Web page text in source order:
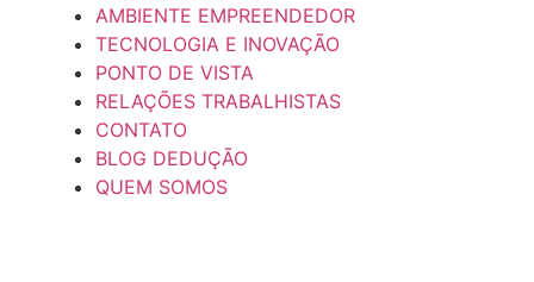
AMBIENTE EMPREENDEDOR
TECNOLOGIA E INOVAÇÃO
PONTO DE VISTA
RELAÇÕES TRABALHISTAS
CONTATO
BLOG DEDUÇÃO
QUEM SOMOS